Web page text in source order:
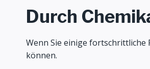
Durch
Wenn Sie einige fortschrittliche
können.